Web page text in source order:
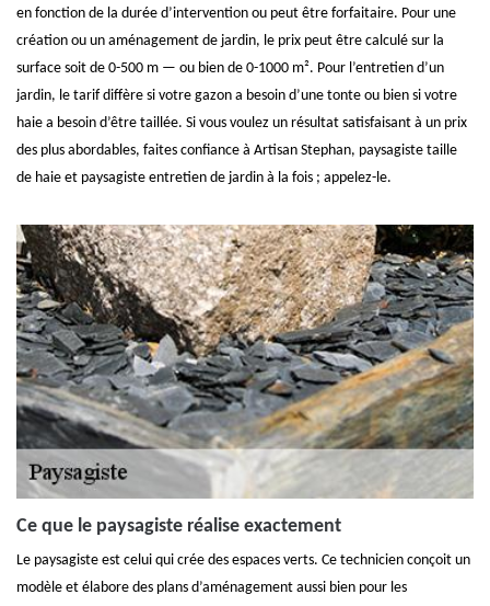
en fonction de la durée d’intervention ou peut être forfaitaire. Pour une
création ou un aménagement de jardin, le prix peut être calculé sur la
surface soit de 0-500 m — ou bien de 0-1000 m². Pour l’entretien d’un
jardin, le tarif diffère si votre gazon a besoin d’une tonte ou bien si votre
haie a besoin d’être taillée. Si vous voulez un résultat satisfaisant à un prix
des plus abordables, faites confiance à Artisan Stephan, paysagiste taille
de haie et paysagiste entretien de jardin à la fois ; appelez-le.
Ce que le paysagiste réalise exactement
Le paysagiste est celui qui crée des espaces verts. Ce technicien conçoit un
modèle et élabore des plans d’aménagement aussi bien pour les